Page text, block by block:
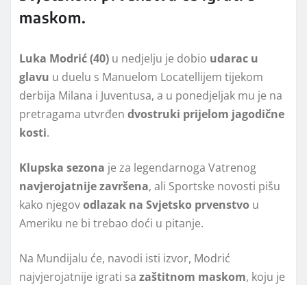
maskom.
Luka Modrić (40) u nedjelju je dobio udarac u
glavu u duelu s Manuelom Locatellijem tijekom
derbija Milana i Juventusa, a u ponedjeljak mu je na
pretragama utvrđen dvostruki prijelom jagodične
kosti.
Klupska sezona je za legendarnoga Vatrenog
navjerojatnije završena, ali Sportske novosti pišu
kako njegovodlazak na Svjetsko prvenstvo u
Ameriku ne bi trebao doći u pitanje.
Na Mundijalu će, navodi isti izvor, Modrić
najvjerojatnije igrati sa zaštitnom maskom, koju je